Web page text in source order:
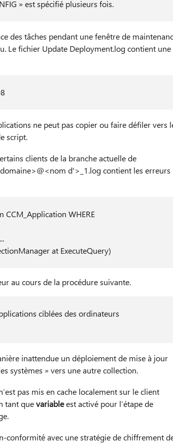
» est spécifié plusieurs fois.
des tâches pendant une fenêtre de
Le fichier Update Deployment.log contient une
ne peut pas copier ou faire défiler vers
script.
clients de la branche actuelle de
d'>_1.log contient les erreurs
CCM_Application WHERE
at ExecuteQuery)
au cours de la procédure suivante.
ciblées des ordinateurs
inattendue un déploiement de mise à jour
systèmes » vers une autre collection.
pas mis en cache localement sur le client
tant quevariableest activé pour l’étape de
conformité avec une stratégie de chiffrement